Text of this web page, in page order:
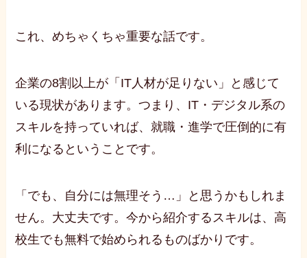
これ、めちゃくちゃ重要な話です。
企業の8割以上が「IT人材が足りない」と感じて
いる現状があります。つまり、IT・デジタル系の
スキルを持っていれば、就職・進学で圧倒的に有
利になるということです。
「でも、自分には無理そう…」と思うかもしれま
せん。大丈夫です。今から紹介するスキルは、高
校生でも無料で始められるものばかりです。